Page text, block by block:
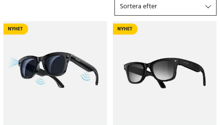
Sortera efter
NYHET NYHET